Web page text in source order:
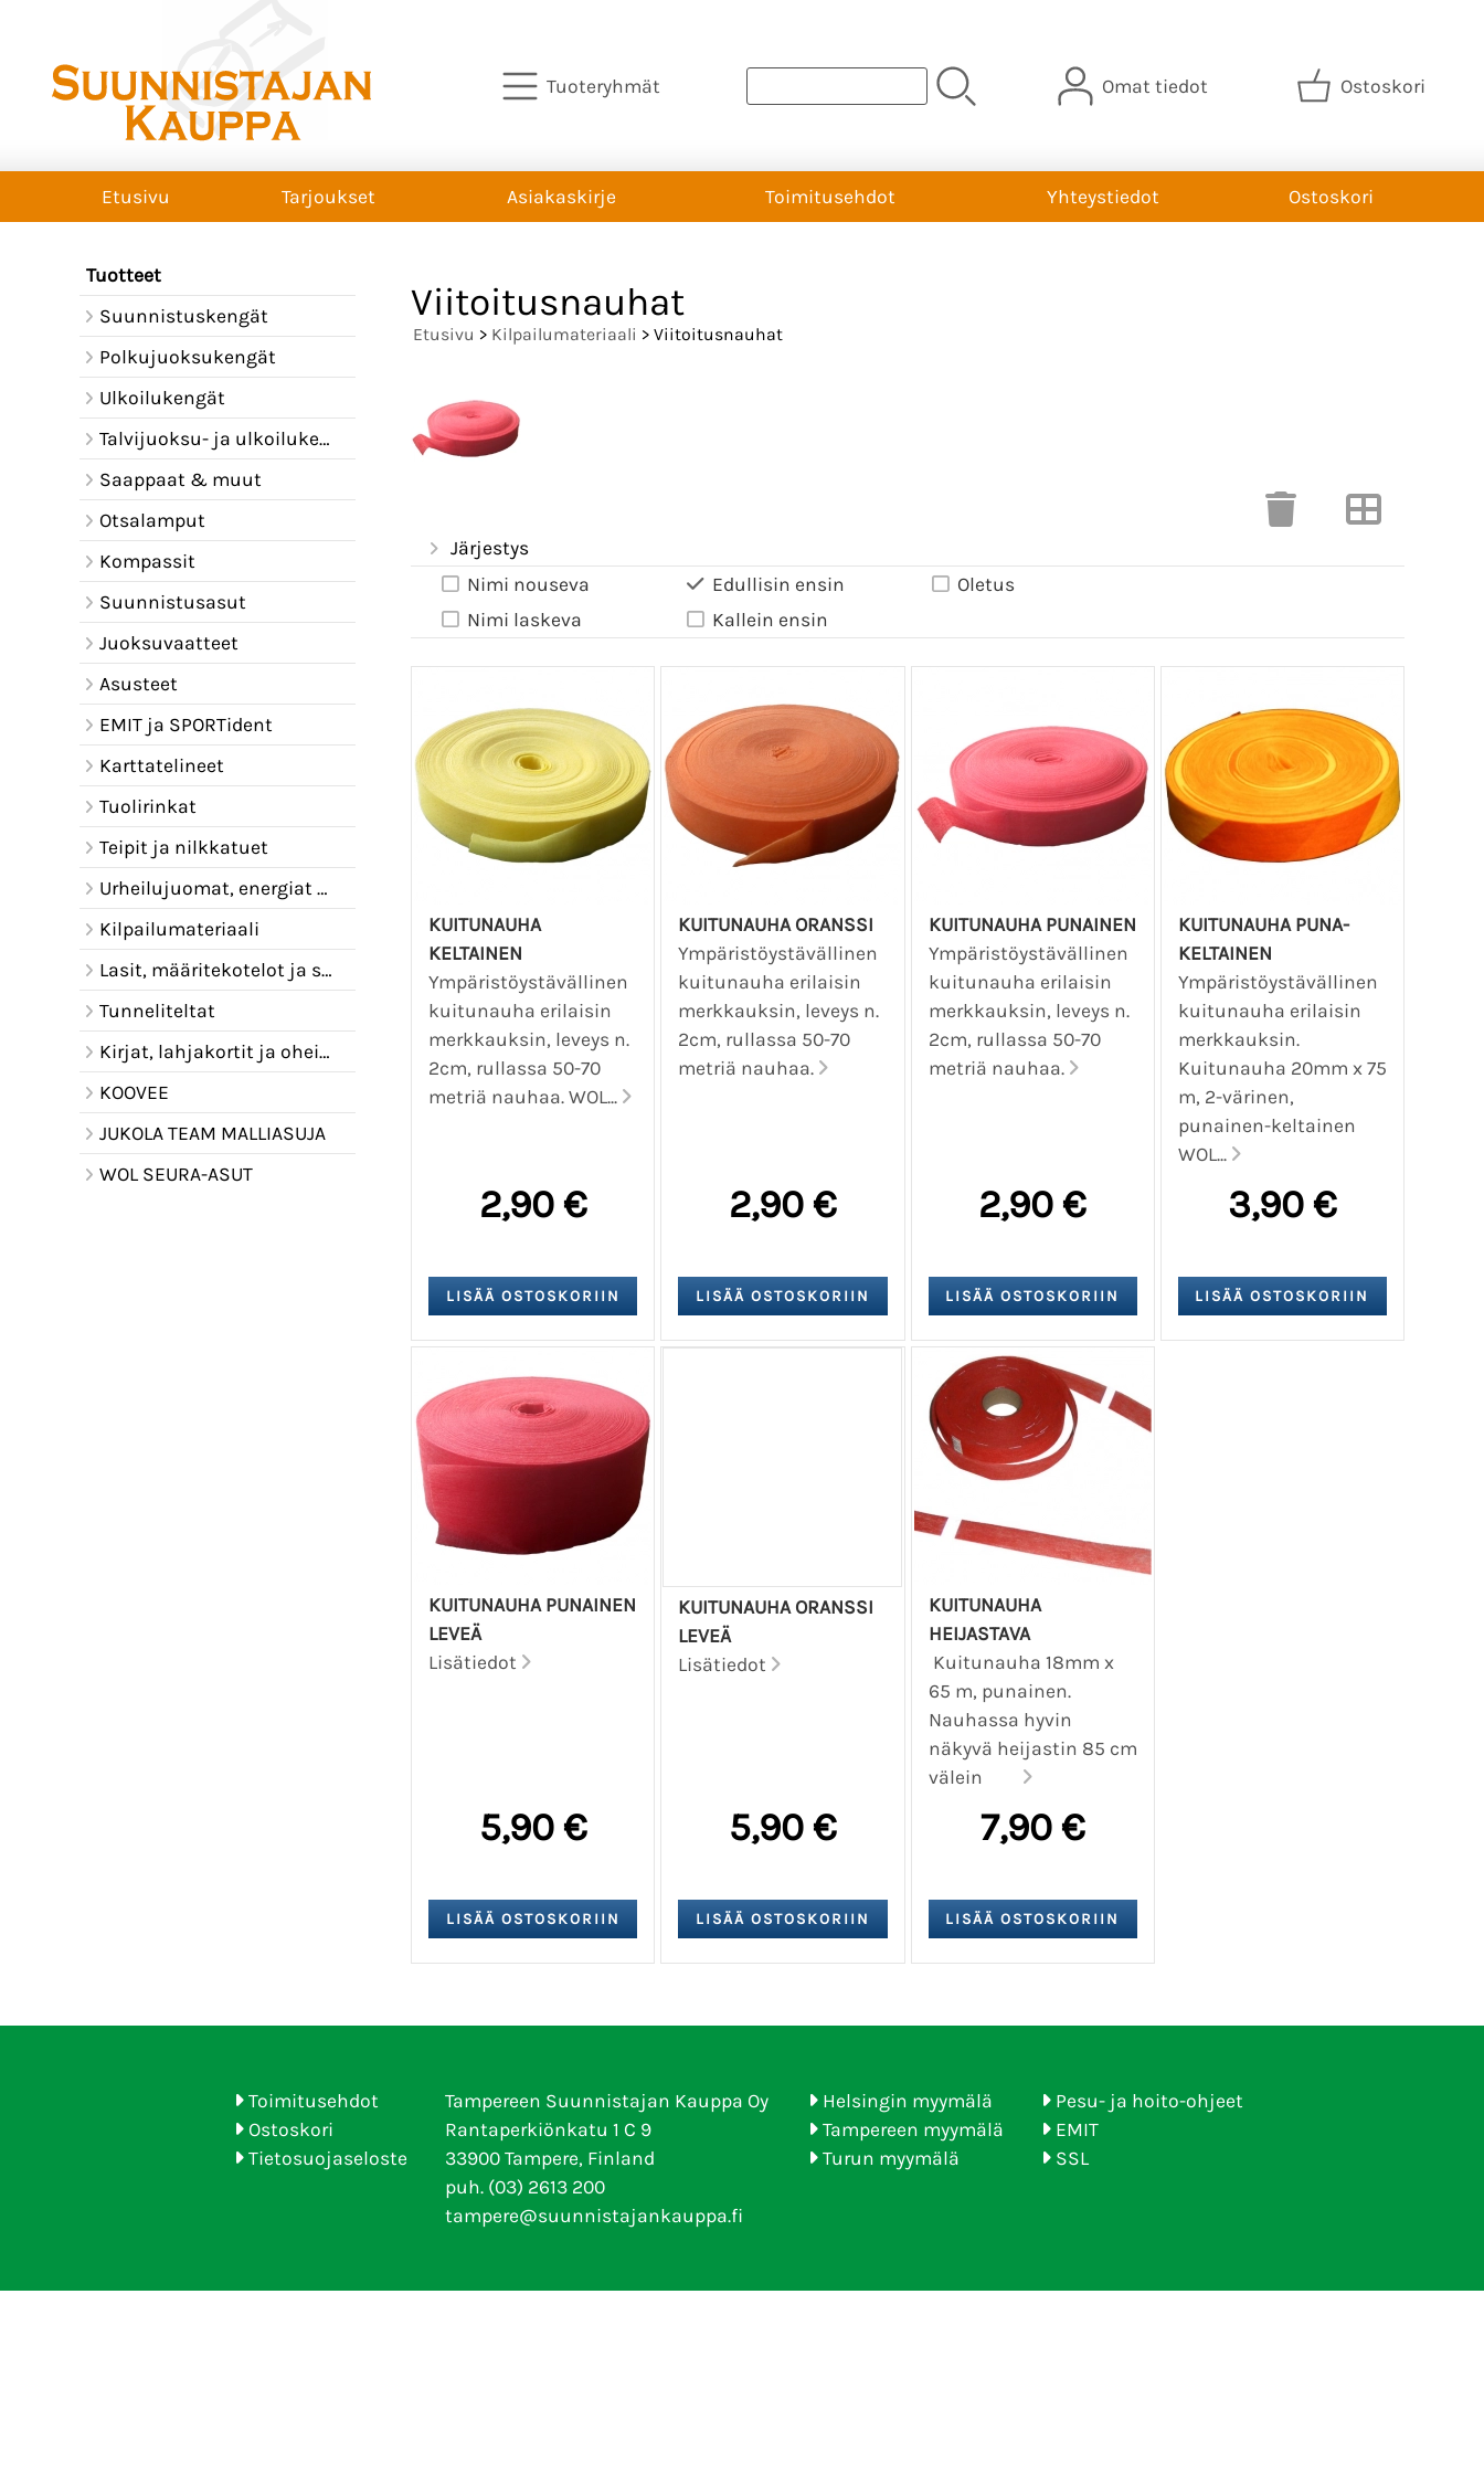
Tuoteryhmät Omat tiedot Ostoskori
Etusivu Tarjoukset Asiakaskirje Toimitusehdot Yhteystiedot Ostoskori
Tuotteet
Suunnistuskengät
Polkujuoksukengät
Ulkoilukengät
Talvijuoksu- ja ulkoilukengät
Saappaat & muut
Otsalamput
Kompassit
Suunnistusasut
Juoksuvaatteet
Asusteet
EMIT ja SPORTident
Karttatelineet
Tuolirinkat
Teipit ja nilkkatuet
Urheilujuomat, energiat ja juomavyöt
Kilpailumateriaali
Lasit, määritekotelot ja sadelipat
Tunneliteltat
Kirjat, lahjakortit ja oheistuotteet
KOOVEE
JUKOLA TEAM MALLIASUJA
WOL SEURA-ASUT
Viitoitusnauhat
Etusivu > Kilpailumateriaali > Viitoitusnauhat
Järjestys
Nimi nouseva
Nimi laskeva
Edullisin ensin
Kallein ensin
Oletus
KUITUNAUHA
KELTAINEN
Ympäristöystävällinen
kuitunauha erilaisin
merkkauksin, leveys n.
2cm, rullassa 50-70
metriä nauhaa. WOL...
2,90 €
KUITUNAUHA ORANSSI
Ympäristöystävällinen
kuitunauha erilaisin
merkkauksin, leveys n.
2cm, rullassa 50-70
metriä nauhaa.
2,90 €
KUITUNAUHA PUNAINEN
Ympäristöystävällinen
kuitunauha erilaisin
merkkauksin, leveys n.
2cm, rullassa 50-70
metriä nauhaa.
2,90 €
KUITUNAUHA PUNA-
KELTAINEN
Ympäristöystävällinen
kuitunauha erilaisin
merkkauksin.
Kuitunauha 20mm x 75
m, 2-värinen,
punainen-keltainen
WOL...
3,90 €
KUITUNAUHA PUNAINEN
LEVEÄ
Lisätiedot
5,90 €
KUITUNAUHA ORANSSI
LEVEÄ
Lisätiedot
5,90 €
KUITUNAUHA
HEIJASTAVA
Kuitunauha 18mm x
65 m, punainen.
Nauhassa hyvin
näkyvä heijastin 85 cm
välein
7,90 €
Toimitusehdot
Ostoskori
Tietosuojaseloste
Tampereen Suunnistajan Kauppa Oy
Rantaperkiönkatu 1 C 9
33900 Tampere, Finland
puh. (03) 2613 200
tampere@suunnistajankauppa.fi
Helsingin myymälä
Tampereen myymälä
Turun myymälä
Pesu- ja hoito-ohjeet
EMIT
SSL